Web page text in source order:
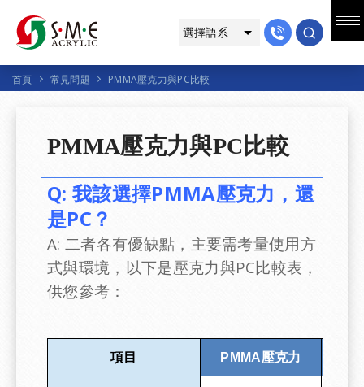
首頁 常見問題 PMMA壓克力與PC比較
PMMA壓克力與PC比較
Q: 我該選擇PMMA壓克力，還
是PC？
A: 二者各有優缺點，主要需考量使用方
式與環境，以下是壓克力與PC比較表，
供您參考：
項目 PMMA壓克力